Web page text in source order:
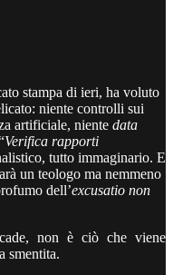
stampa di ieri, ha voluto
niente controlli sui
artificiale, niente data
Verifica rapporti
tutto immaginario. E
un teologo ma nemmeno
dell’excusatio non
non è ciò che viene
smentita.